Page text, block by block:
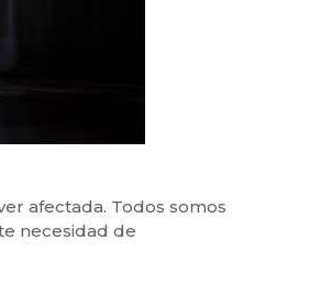
afectada. Todos somos
necesidad de